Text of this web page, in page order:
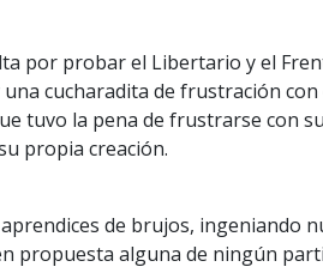
por probar el Libertario y el
cucharadita de frustración con
tuvo la pena de frustrarse con
propia creación.
de brujos, ingeniando
propuesta alguna de ningún